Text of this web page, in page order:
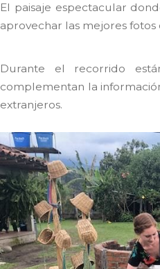
El paisaje espectacular
aprovechar las mejores
Durante el recorrido
complementan la
extranjeros.